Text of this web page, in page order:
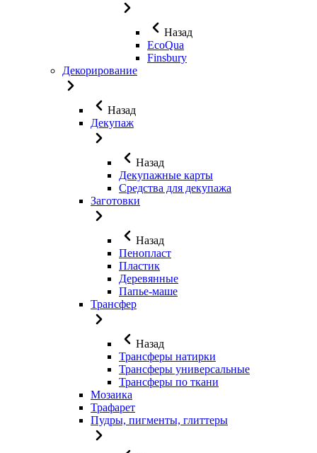
Назад
EcoQua
Finsbury
Декорирование
Назад
Декупаж
Назад
Декупажные карты
Средства для декупажа
Заготовки
Назад
Пенопласт
Пластик
Деревянные
Папье-маше
Трансфер
Назад
Трансферы натирки
Трансферы универсальные
Трансферы по ткани
Мозаика
Трафарет
Пудры, пигменты, глиттеры